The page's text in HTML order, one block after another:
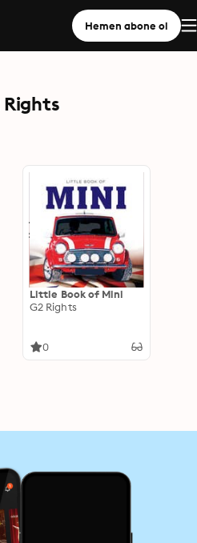
Hemen abone ol
Rights
Little Book of Mini
G2 Rights
0